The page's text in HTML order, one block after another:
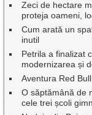
Zeci de hectare
proteja oameni,
Cum arată un
inutil
Petrila a finalizat
modernizarea și
Aventura Red
O săptămână de
cele trei școli